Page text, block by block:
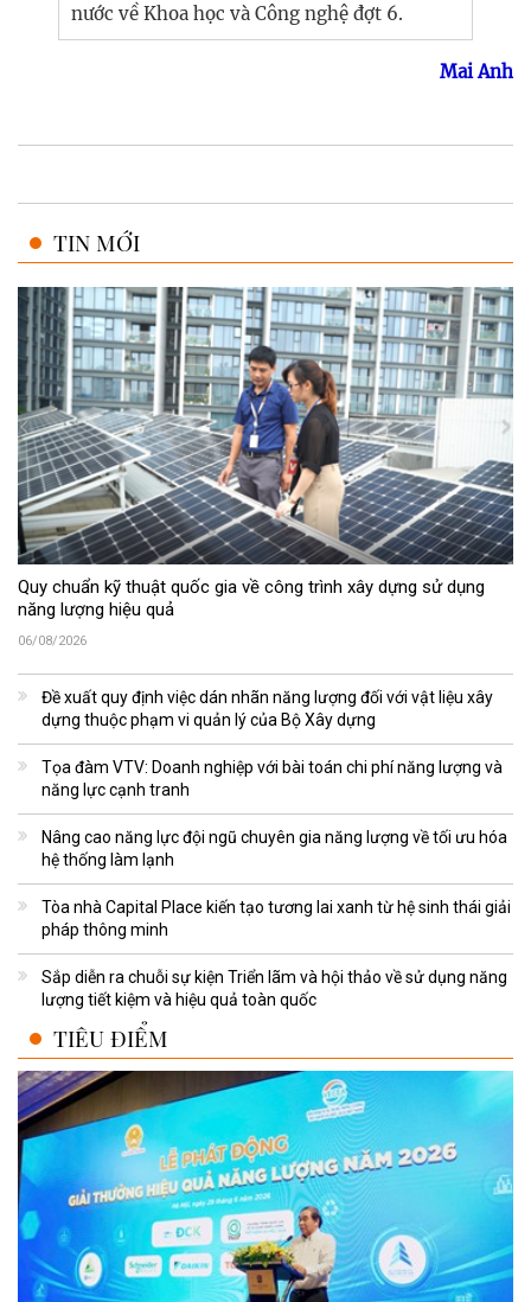
nước về Khoa học và Công nghệ đợt 6.
Mai Anh
TIN MỚI
Quy chuẩn kỹ thuật quốc gia về công trình xây dựng sử dụng
năng lượng hiệu quả
06/08/2026
Đề xuất quy định việc dán nhãn năng lượng đối với vật liệu xây
dựng thuộc phạm vi quản lý của Bộ Xây dựng
Tọa đàm VTV: Doanh nghiệp với bài toán chi phí năng lượng và
năng lực cạnh tranh
Nâng cao năng lực đội ngũ chuyên gia năng lượng về tối ưu hóa
hệ thống làm lạnh
Tòa nhà Capital Place kiến tạo tương lai xanh từ hệ sinh thái giải
pháp thông minh
Sắp diễn ra chuỗi sự kiện Triển lãm và hội thảo về sử dụng năng
lượng tiết kiệm và hiệu quả toàn quốc
TIÊU ĐIỂM